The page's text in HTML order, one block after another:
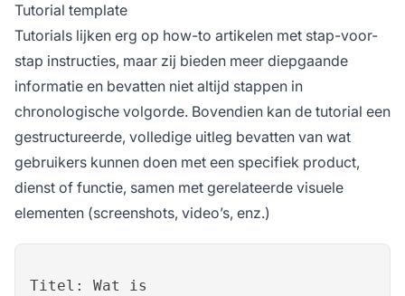
Tutorial template
Tutorials lijken erg op how-to artikelen met stap-voor-
stap instructies, maar zij bieden meer diepgaande
informatie en bevatten niet altijd stappen in
chronologische volgorde. Bovendien kan de tutorial een
gestructureerde, volledige uitleg bevatten van wat
gebruikers kunnen doen met een specifiek product,
dienst of functie, samen met gerelateerde visuele
elementen (screenshots, video’s, enz.)
Titel: Wat is